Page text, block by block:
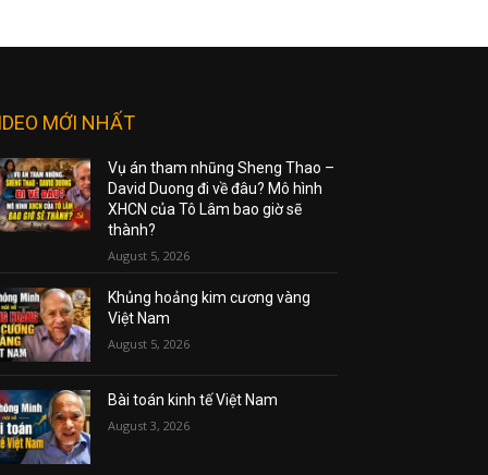
MỚI NHẤT
Vụ án tham nhũng Sheng Thao –
David Duong đi về đâu? Mô hình
XHCN của Tô Lâm bao giờ sẽ
thành?
August 5, 2026
Khủng hoảng kim cương vàng
Việt Nam
August 5, 2026
Bài toán kinh tế Việt Nam
August 3, 2026